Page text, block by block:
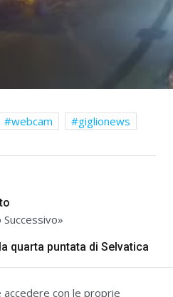
webcam giglionews
quarta puntata di Selvatica
accedere con le proprie